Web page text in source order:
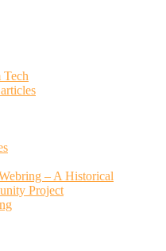
– A Historical
Project